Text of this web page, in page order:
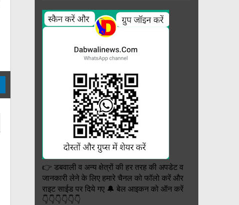
👉 डबवाली व अन्य क्षेत्रों की हर तरह की अपडेट व
जानकारी लेने के लिए हमारे चैनल को फॉलो करें और
राइट साईड पर दिये गए 🔔 बेल आइकन को ऑन करें
👇👇👇👇👇👇